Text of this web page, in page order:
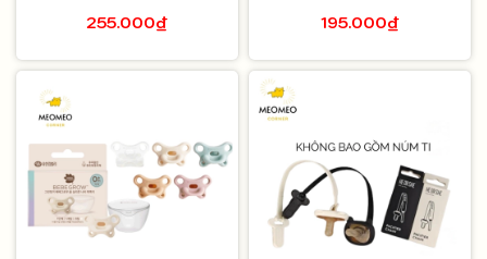
255.000₫
195.000₫